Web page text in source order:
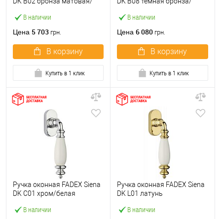
В наличии
Цена 5 703 грн.
В корзину
Купить в 1 клик
В наличии
Цена 6 080 грн.
В корзину
Купить в 1 клик
В наличии
Ручка оконная FADEX Siena
DK C01 хром/белая
В наличии
Ручка оконная FADEX Siena
DK L01 латунь
керамика